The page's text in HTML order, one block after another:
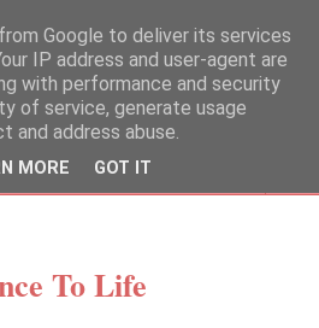
To Life
Google to deliver its services
IP address and user-agent are
with performance and security
of service, generate usage
address abuse.
MORE GOT IT